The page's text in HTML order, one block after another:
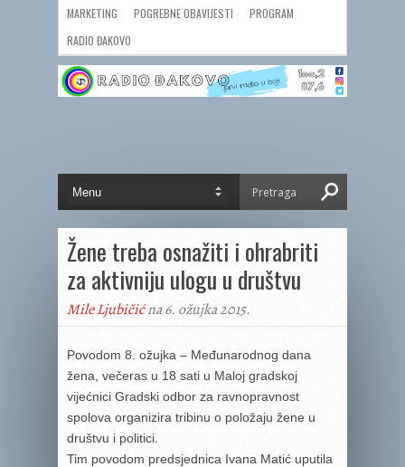
MARKETING POGREBNE OBAVIJESTI
PROGRAM
RADIO ĐAKOVO
Žene treba osnažiti i ohrabriti
za aktivniju ulogu u društvu
Mile Ljubičićna 6. ožujka 2015.
Povodom 8. ožujka – Međunarodnog dana
žena, večeras u 18 sati u Maloj gradskoj
vijećnici Gradski odbor za ravnopravnost
spolova organizira tribinu o položaju žene u
društvu i politici.
Tim povodom predsjednica Ivana Matić uputila